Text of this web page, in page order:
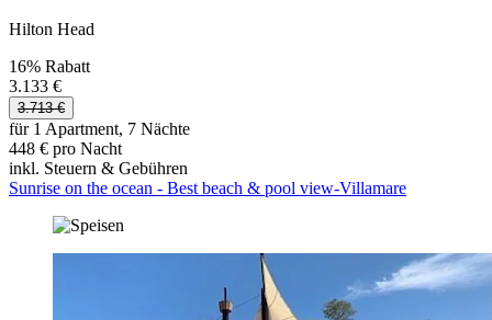
Hilton Head
16% Rabatt
3.133 €
3.713 €
für 1 Apartment, 7 Nächte
448 € pro Nacht
inkl. Steuern & Gebühren
Sunrise on the ocean - Best beach & pool view-Villamare